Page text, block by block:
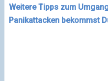
Weitere Tipps zum
Panikattacken bekommst